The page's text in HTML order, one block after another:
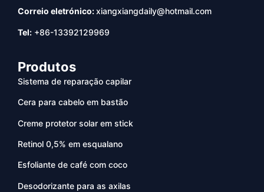
Correio eletrónico:xiangxiangdaily@hotmail.com
Tel: +86-13392129969
Produtos
Sistema de reparação capilar
Cera para cabelo em bastão
Creme protetor solar em stick
Retinol 0,5% em esqualano
Esfoliante de café com coco
Desodorizante para as axilas